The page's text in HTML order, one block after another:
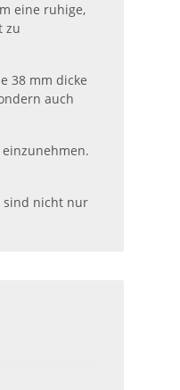
eine ruhige,
zu
38 mm dicke
auch
sind nicht nur